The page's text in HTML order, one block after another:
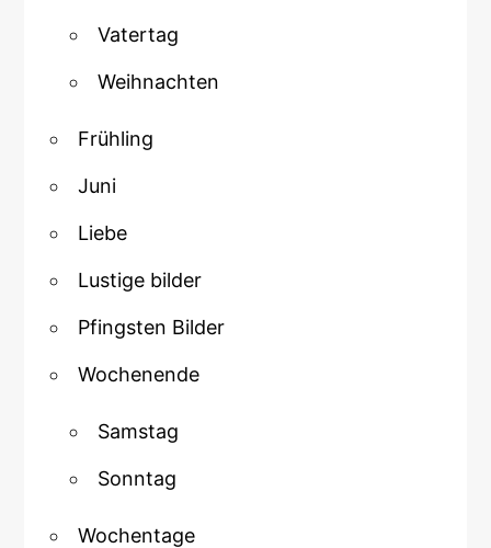
Vatertag
Weihnachten
Frühling
Juni
Liebe
Lustige bilder
Pfingsten Bilder
Wochenende
Samstag
Sonntag
Wochentage